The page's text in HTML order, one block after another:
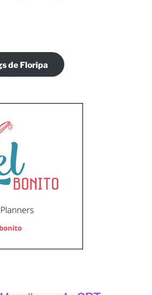
de Floripa